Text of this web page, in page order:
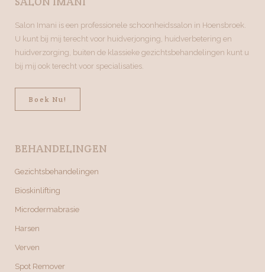
Salon Imani is een professionele schoonheidssalon in Hoensbroek.
U kunt bij mij terecht voor huidverjonging, huidverbetering en
huidverzorging, buiten de klassieke gezichtsbehandelingen kunt u
bij mij ook terecht voor specialisaties.
Boek Nu!
BEHANDELINGEN
Gezichtsbehandelingen
Bioskinlifting
Microdermabrasie
Harsen
Verven
Spot Remover